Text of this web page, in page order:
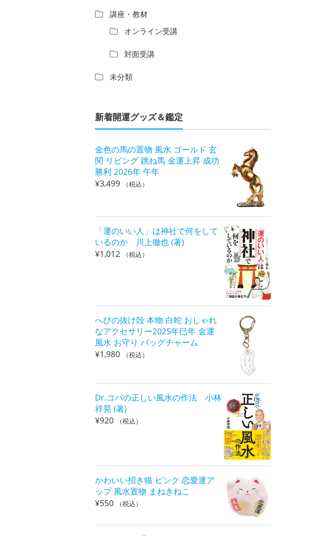
講座・教材
オンライン受講
対面受講
未分類
新着開運グッズ＆鑑定
金色の馬の置物 風水 ゴールド 玄
関 リビング 跳ね馬 金運上昇 成功
勝利 2026年 午年
¥3,499 （税込）
「運のいい人」は神社で何をして
いるのか 川上徹也 (著)
¥1,012 （税込）
へびの抜け殻 本物 白蛇 おしゃれ
なアクセサリー2025年巳年 金運
風水 お守り バッグチャーム
¥1,980 （税込）
Dr.コパの正しい風水の作法 小林
祥晃 (著)
¥920 （税込）
かわいい招き猫 ピンク 恋愛運ア
ップ 風水置物 まねきねこ
¥550 （税込）